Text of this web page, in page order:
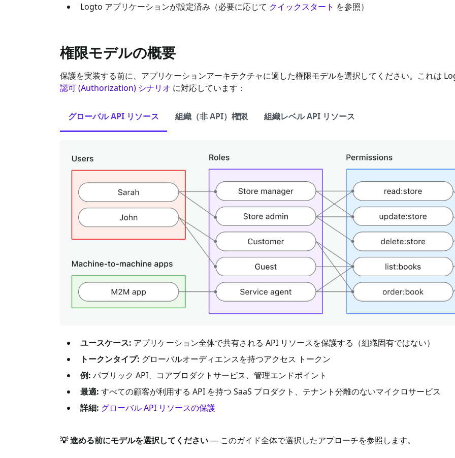
Logto アプリケーションが設定済み（必要に応じて クイックスタート を参照）
権限モデルの概要
保護を実装する前に、アプリケーションアーキテクチャに適した権限モデルを選択してください。これは
認可 (Authorization) シナリオ に対応しています：
グローバル API リソース 組織（非 API）権限 組織レベル API リソース
ユースケース: アプリケーション全体で共有される API リソースを保護する（組織固有ではない）
トークンタイプ: グローバルオーディエンスを持つアクセス トークン
例: パブリック API、コアプロダクトサービス、管理エンドポイント
最適: すべての顧客が利用する API を持つ SaaS プロダクト、テナント分離のないマイクロサービス
詳細: グローバル API リソースの保護
💡 進める前にモデルを選択してください— このガイド全体で選択したアプローチを参照します。